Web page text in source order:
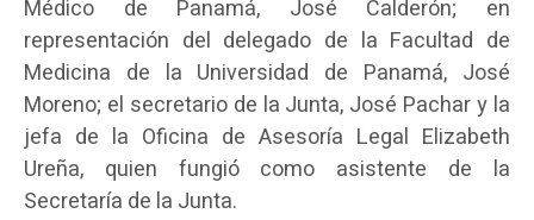
Médico de Panamá, José Calderón; en
representación del delegado de la Facultad de
Medicina de la Universidad de Panamá, José
Moreno; el secretario de la Junta, José Pachar y la
jefa de la Oficina de Asesoría Legal Elizabeth
Ureña, quien fungió como asistente de la
Secretaría de la Junta.